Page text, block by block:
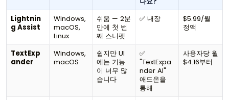
Lightnin
g Assist
Windows,
macOS,
Linux
쉬움 — 2분
만에 첫 번
째 스니펫
✅ 내장
$5.99/월
정액
TextExp
ander
Windows,
macOS
쉽지만 UI
에는 기능
이 너무 많
습니다
✅
"TextExpa
nder AI"
애드온을
통해
사용자당 월
$4.16부터